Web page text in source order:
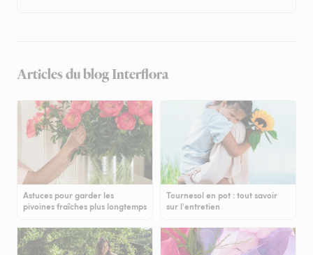
Articles du blog Interflora
Astuces pour garder les
pivoines fraîches plus longtemps
Tournesol en pot : tout savoir
sur l'entretien